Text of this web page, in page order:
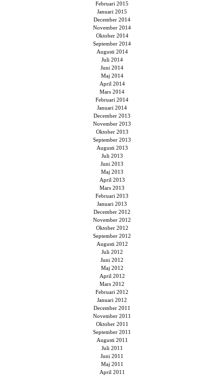
Februari 2015
Januari 2015
December 2014
November 2014
Oktober 2014
September 2014
Augusti 2014
Juli 2014
Juni 2014
Maj 2014
April 2014
Mars 2014
Februari 2014
Januari 2014
December 2013
November 2013
Oktober 2013
September 2013
Augusti 2013
Juli 2013
Juni 2013
Maj 2013
April 2013
Mars 2013
Februari 2013
Januari 2013
December 2012
November 2012
Oktober 2012
September 2012
Augusti 2012
Juli 2012
Juni 2012
Maj 2012
April 2012
Mars 2012
Februari 2012
Januari 2012
December 2011
November 2011
Oktober 2011
September 2011
Augusti 2011
Juli 2011
Juni 2011
Maj 2011
April 2011